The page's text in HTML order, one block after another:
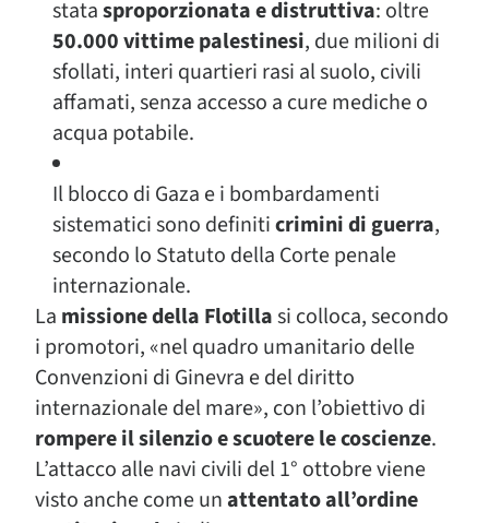
statasproporzionata e distruttiva: oltre
50.000 vittime palestinesi, due milioni di
sfollati, interi quartieri rasi al suolo, civili
affamati, senza accesso a cure mediche o
acqua potabile.
Il blocco di Gaza e i bombardamenti
sistematici sono definiticrimini di guerra,
secondo lo Statuto della Corte penale
internazionale.
La missione della Flotillasi colloca, secondo
i promotori, «nel quadro umanitario delle
Convenzioni di Ginevra e del diritto
internazionale del mare», con l’obiettivo di
rompere il silenzio e scuotere le coscienze.
L’attacco alle navi civili del 1° ottobre viene
visto anche come unattentato all’ordine